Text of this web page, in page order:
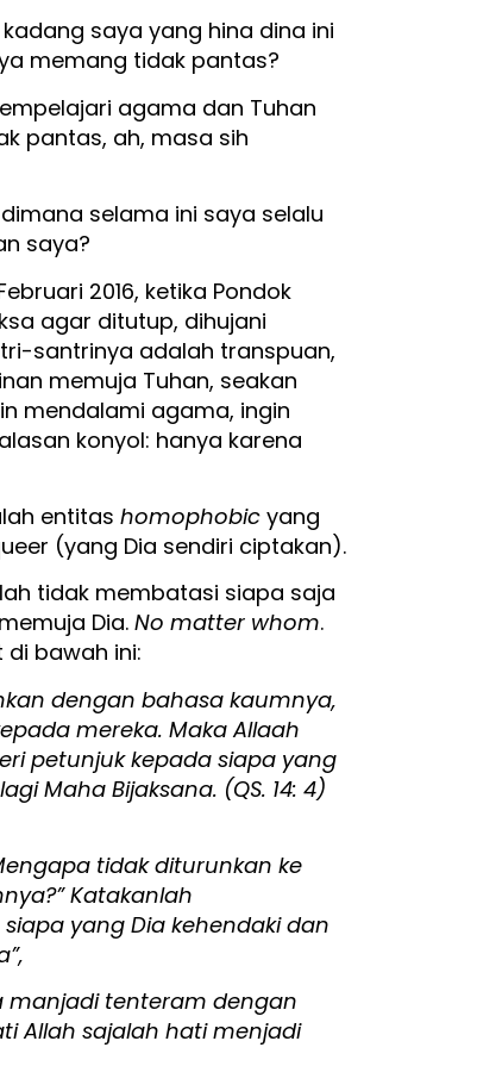
saya yang hina dina ini
memang tidak pantas?
agama dan Tuhan
pantas, ah, masa sih
selama ini saya selalu
saya?
2016, ketika Pondok
agar ditutup, dihujani
santrinya adalah transpuan,
memuja Tuhan, seakan
mendalami agama, ingin
konyol: hanya karena
entitas homophobic yang
(yang Dia sendiri ciptakan).
tidak membatasi siapa saja
Dia. No matter whom.
bawah ini:
dengan bahasa kaumnya,
mereka. Maka Allaah
petunjuk kepada siapa yang
Maha Bijaksana. (QS. 14: 4)
tidak diturunkan ke
Katakanlah
yang Dia kehendaki dan
tenteram dengan
Allah sajalah hati menjadi